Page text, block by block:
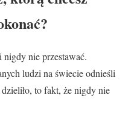
nie przestawać.
ludzi na świecie odnieśli
to fakt, że nigdy nie